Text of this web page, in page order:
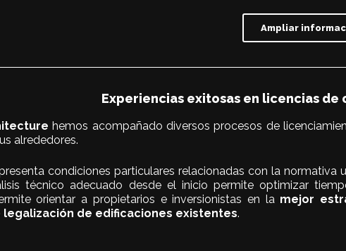
Ampliar
Experiencias exitosas en licencias de
hemos acompañado diversos procesos de
alrededores.
condiciones particulares relacionadas con la
técnico adecuado desde el inicio permite optimizar
orientar a propietarios e inversionistas en la mejor
de edificaciones existentes.